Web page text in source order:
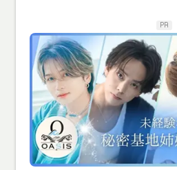
PR